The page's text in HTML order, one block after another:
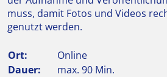
muss, damit Fotos und Videos
genutzt werden.
Ort:
Online
Dauer:
max. 90 Min.